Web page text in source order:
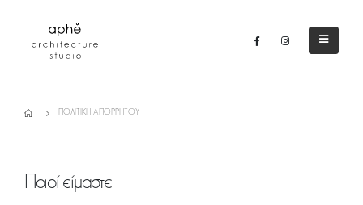
ΠΟΛΙΤΙΚΉ ΑΠΟΡΡΉΤΟΥ
Ποιοί είμαστε